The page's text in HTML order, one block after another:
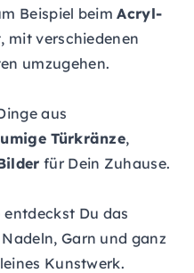
Beispiel beimAcryl-
mit verschiedenen
umzugehen.
aus
Türkränze,
für Dein Zuhause.
entdeckst Du das
Garn und ganz
Kunstwerk.